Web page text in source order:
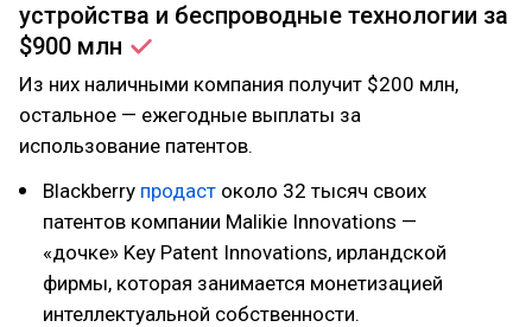
устройства и беспроводные технологии за
$900 млн
Из них наличными компания получит $200 млн,
остальное — ежегодные выплаты за
использование патентов.
Blackberry продаст около 32 тысяч своих
патентов компании Malikie Innovations —
«дочке» Key Patent Innovations, ирландской
фирмы, которая занимается монетизацией
интеллектуальной собственности.